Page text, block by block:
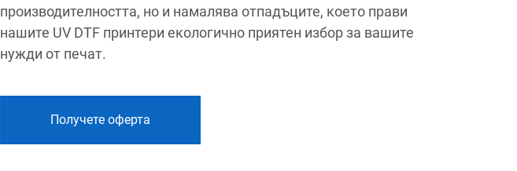
производителността, но и намалява отпадъците, което прави
нашите UV DTF принтери екологично приятен избор за вашите
нужди от печат.
Получете оферта